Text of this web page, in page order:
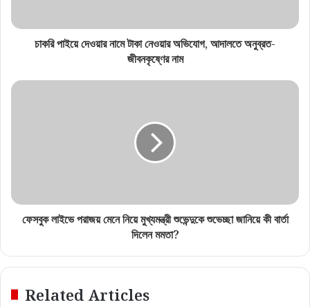
চাকরি পাইয়ে দেওয়ার নামে টাকা নেওয়ার অভিযোগ, আদালতে অনুব্রত-
জীবনকৃষ্ণের নাম
ফেসবুক লাইভে পরাজয় মেনে নিয়ে মুখ্যমন্ত্রী শুভেন্দুকে শুভেচ্ছা জানিয়ে কী বার্তা
দিলেন মমতা?
Related Articles